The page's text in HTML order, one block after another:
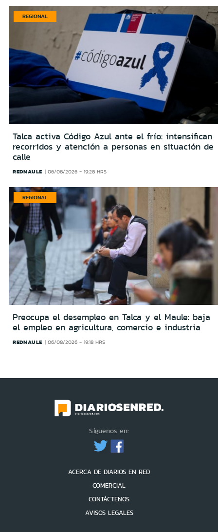
REGIONAL
Talca activa Código Azul ante el frío: intensifican
recorridos y atención a personas en situación de
calle
REDMAULE 06/08/2026 - 19:28 HRS
REGIONAL
Preocupa el desempleo en Talca y el Maule: baja
el empleo en agricultura, comercio e industria
REDMAULE 06/08/2026 - 19:18 HRS
Síguenos en:
ACERCA DE DIARIOS EN RED
COMERCIAL
CONTÁCTENOS
AVISOS LEGALES